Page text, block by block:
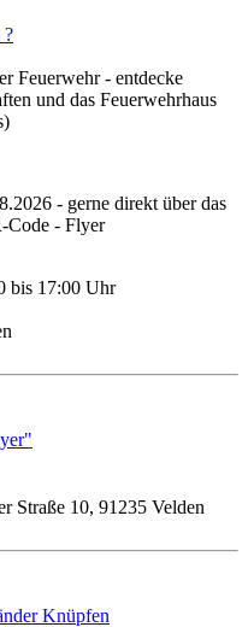
?
Feuerwehr - entdecke
und das Feuerwehrhaus
- gerne direkt über das
Code - Flyer
bis 17:00 Uhr
Straße 10, 91235 Velden
Knüpfen